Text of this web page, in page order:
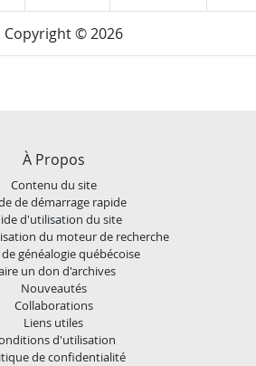
Copyright © 2026
À Propos
Contenu du site
de démarrage rapide
d'utilisation du site
du moteur de recherche
généalogie québécoise
un don d'archives
Nouveautés
Collaborations
Liens utiles
d'utilisation
de confidentialité